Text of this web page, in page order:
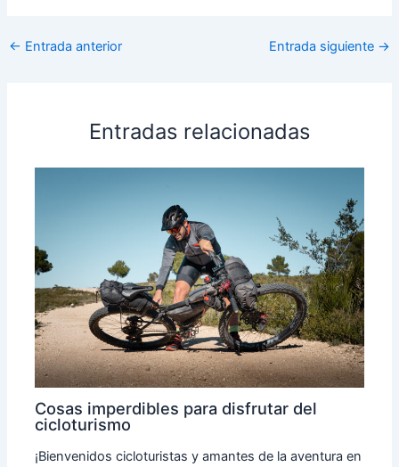
← Entrada anterior Entrada siguiente →
Entradas relacionadas
Cosas imperdibles para disfrutar del
cicloturismo
¡Bienvenidos cicloturistas y amantes de la aventura en